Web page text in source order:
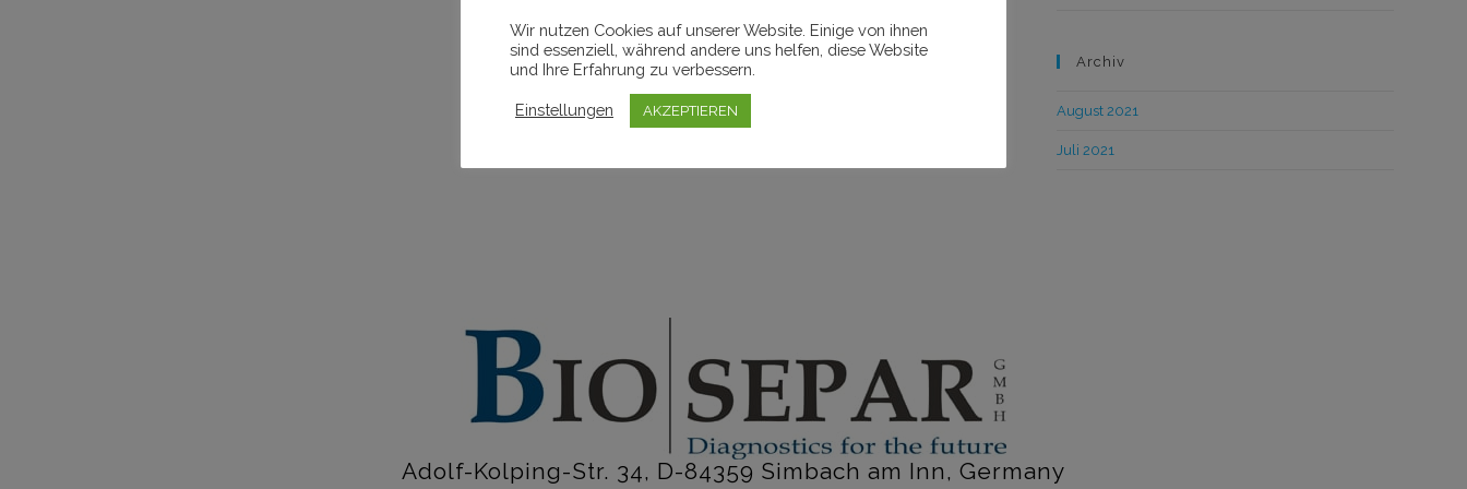
Archiv
August 2021
Juli 2021
Adolf-Kolping-Str. 34, D-84359 Simbach am Inn, Germany
Wir nutzen Cookies auf unserer Website. Einige von ihnen
sind essenziell, während andere uns helfen, diese Website
und Ihre Erfahrung zu verbessern.
Einstellungen AKZEPTIEREN